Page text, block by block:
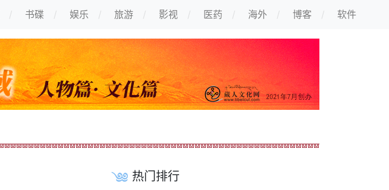
书碟 娱乐 旅游 影视 医药 海外 博客 软件
热门排行